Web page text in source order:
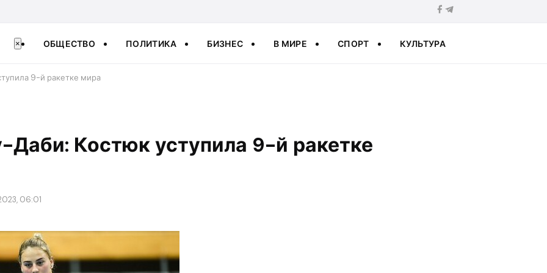
× ОБЩЕСТВО ПОЛИТИКА БИЗНЕС В МИРЕ СПОРТ КУЛЬТУРА
9-й ракетке мира
Даби: Костюк уступила 9-й ракетке
06:01